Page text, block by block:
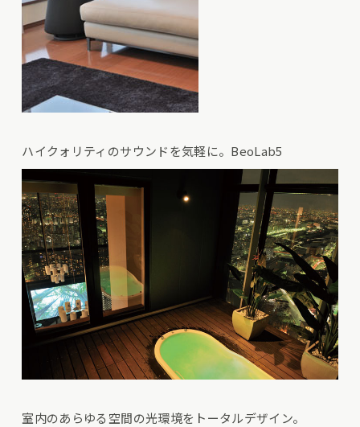
ハイクォリティのサウンドを気軽に。BeoLab5
室内のあらゆる空間の光環境をトータルデザイン。